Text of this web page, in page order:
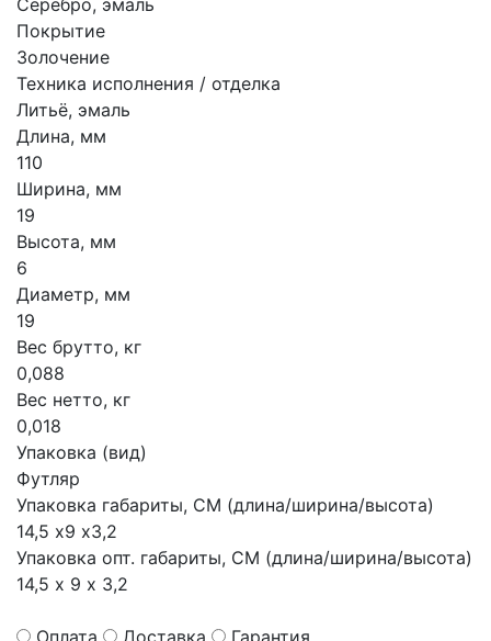
Серебро, эмаль
Покрытие
Золочение
Техника исполнения / отделка
Литьё, эмаль
Длина, мм
110
Ширина, мм
19
Высота, мм
6
Диаметр, мм
19
Вес брутто, кг
0,088
Вес нетто, кг
0,018
Упаковка (вид)
Футляр
Упаковка габариты, СМ (длина/ширина/высота)
14,5 х9 х3,2
Упаковка опт. габариты, СМ (длина/ширина/высота)
14,5 х 9 х 3,2
Оплата Доставка Гарантия